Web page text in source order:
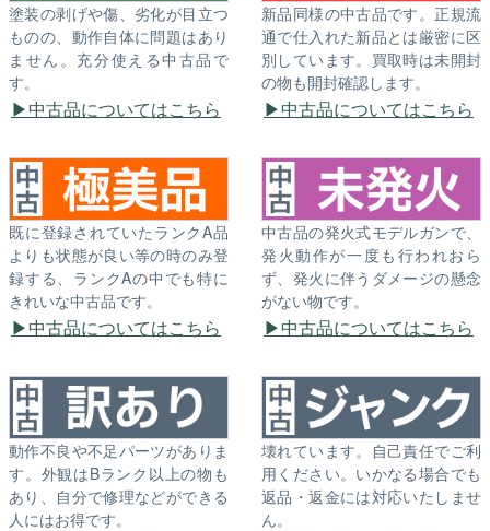
塗装の剥げや傷、劣化が目立つ
ものの、動作自体に問題はあり
ません。充分使える中古品で
す。
中古品についてはこちら
新品同様の中古品です。正規流
通で仕入れた新品とは厳密に区
別しています。買取時は未開封
の物も開封確認します。
中古品についてはこちら
既に登録されていたランクA品
よりも状態が良い等の時のみ登
録する、ランクAの中でも特に
きれいな中古品です。
中古品についてはこちら
中古品の発火式モデルガンで、
発火動作が一度も行われおら
ず、発火に伴うダメージの懸念
がない物です。
中古品についてはこちら
動作不良や不足パーツがありま
す。外観はBランク以上の物も
あり、自分で修理などができる
人にはお得です。
壊れています。自己責任でご利
用ください。いかなる場合でも
返品・返金には対応いたしませ
ん。